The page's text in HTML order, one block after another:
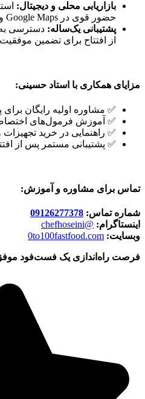
بازاریابی محلی و دیجیتال:
حضور قوی در Google Maps و اپلیکیشن‌ها.
پشتیبانی یک‌ساله: دسترسی
از افتتاح برای تضمین
مزایای همکاری با استاد حسینی:
✅ مشاوره اولیه رایگان
✅ آموزش فرمول‌های
✅ راهنمایی در خرید
✅ پشتیبانی مستمر پس از
تماس برای مشاوره و آموزش:
شماره تماس: 09126277378
اینستاگرام: @chefhoseini
وبسایت: 0to100fastfood.com
فرصت راه‌اندازی یک فست‌فود